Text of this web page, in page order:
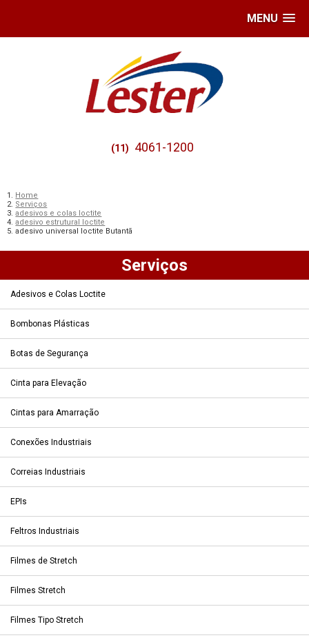
MENU
(11) 4061-1200
Home
Serviços
adesivos e colas loctite
adesivo estrutural loctite
adesivo universal loctite Butantã
Serviços
Adesivos e Colas Loctite
Bombonas Plásticas
Botas de Segurança
Cinta para Elevação
Cintas para Amarração
Conexões Industriais
Correias Industriais
EPIs
Feltros Industriais
Filmes de Stretch
Filmes Stretch
Filmes Tipo Stretch